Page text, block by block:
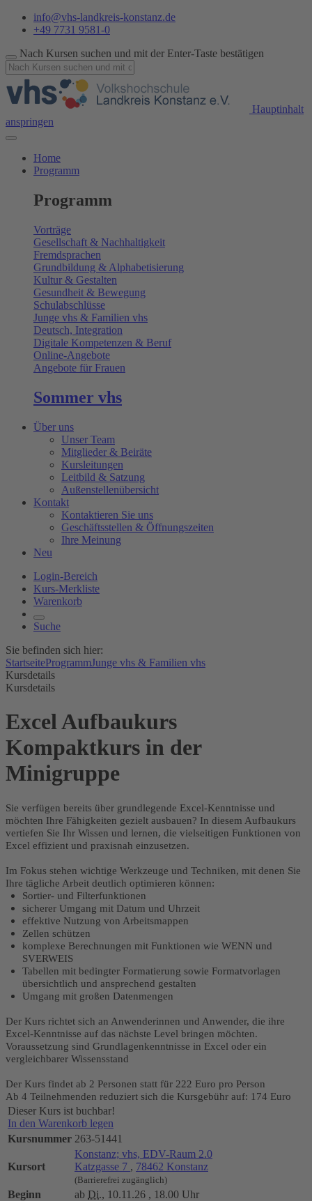
info@vhs-landkreis-konstanz.de
+49 7731 9581-0
Nach Kursen suchen und mit der Enter-Taste bestätigen
Hauptinhalt
anspringen
Home
Programm
Programm
Vorträge
Gesellschaft & Nachhaltigkeit
Fremdsprachen
Grundbildung & Alphabetisierung
Kultur & Gestalten
Gesundheit & Bewegung
Schulabschlüsse
Junge vhs & Familien vhs
Deutsch, Integration
Digitale Kompetenzen & Beruf
Online-Angebote
Angebote für Frauen
Sommer vhs
Über uns
Unser Team
Mitglieder & Beiräte
Kursleitungen
Leitbild & Satzung
Außenstellenübersicht
Kontakt
Kontaktieren Sie uns
Geschäftsstellen & Öffnungszeiten
Ihre Meinung
Neu
Login-Bereich
Kurs-Merkliste
Warenkorb
Suche
Sie befinden sich hier:
StartseiteProgrammJunge vhs & Familien vhs
Kursdetails
Kursdetails
Excel Aufbaukurs
Kompaktkurs in der
Minigruppe
Sie verfügen bereits über grundlegende Excel-Kenntnisse und
möchten Ihre Fähigkeiten gezielt ausbauen? In diesem Aufbaukurs
vertiefen Sie Ihr Wissen und lernen, die vielseitigen Funktionen von
Excel effizient und praxisnah einzusetzen.
Im Fokus stehen wichtige Werkzeuge und Techniken, mit denen Sie
Ihre tägliche Arbeit deutlich optimieren können:
Sortier- und Filterfunktionen
sicherer Umgang mit Datum und Uhrzeit
effektive Nutzung von Arbeitsmappen
Zellen schützen
komplexe Berechnungen mit Funktionen wie WENN und
SVERWEIS
Tabellen mit bedingter Formatierung sowie Formatvorlagen
übersichtlich und ansprechend gestalten
Umgang mit großen Datenmengen
Der Kurs richtet sich an Anwenderinnen und Anwender, die ihre
Excel-Kenntnisse auf das nächste Level bringen möchten.
Voraussetzung sind Grundlagenkenntnisse in Excel oder ein
vergleichbarer Wissensstand
Der Kurs findet ab 2 Personen statt für 222 Euro pro Person
Ab 4 Teilnehmenden reduziert sich die Kursgebühr auf: 174 Euro
Dieser Kurs ist buchbar!
In den Warenkorb legen
Kursnummer 263-51441
Kursort
Konstanz; vhs, EDV-Raum 2.0
Katzgasse 7 , 78462 Konstanz
(Barrierefrei zugänglich)
Beginn ab Di., 10.11.26 , 18.00 Uhr